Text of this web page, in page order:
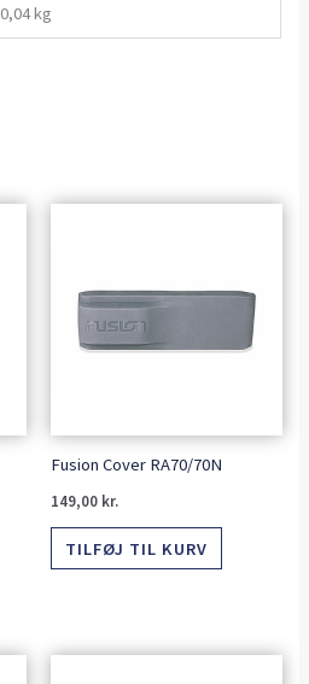
0,04 kg
Fusion Cover RA70/70N
149,00 kr.
TILFØJ TIL KURV